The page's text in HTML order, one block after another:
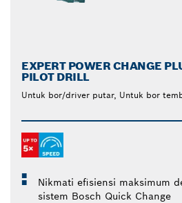
EXPERT POWER CHANGE
PILOT DRILL
Untuk bor/driver putar, Untuk bor
Nikmati efisiensi maksimum
sistem Bosch Quick Change